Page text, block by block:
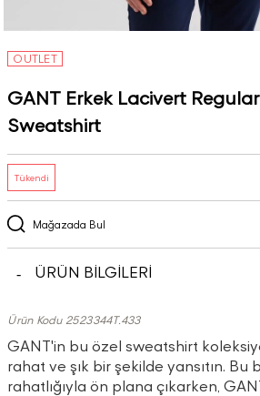
OUTLET
GANT Erkek Lacivert
Sweatshirt
Mağazada Bul
Tükendi
ÜRÜN BİLGİLERİ
Ürün Kodu 2523344T.433
GANT'in bu özel sweatshirt
rahat ve şık bir şekilde yansıtın. Bu
rahatlığıyla ön plana çıkarken,